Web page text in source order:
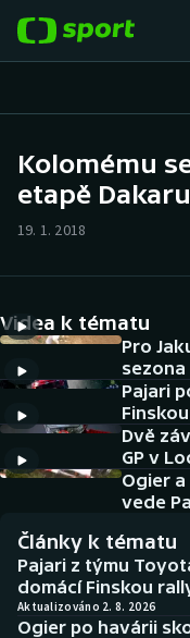
Hokej
Cyklistika
DALŠÍ SPORTY
Americký fotbal
Baseball a softbal
Basketbal
Biatlon
NEPŘEHLÉDNĚTE
Historické návraty
Aplikace ČT sport
Kolomému
etapě
19. 1. 2018
Videa k tématu
Pro
sezona
Pajari
Dvě
GP v
Ogier
vede
Články k tématu
Pajari z týmu
domácí Finskou
Aktualizováno 2. 8. 2026
Ogier po havárii